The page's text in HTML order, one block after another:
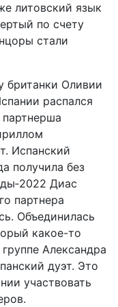
литовский язык
по счету
стали
британки Оливии
распался
Испанский
получила без
Диас
партнера
Объединилась
какое-то
Александра
дуэт. Это
участвовать